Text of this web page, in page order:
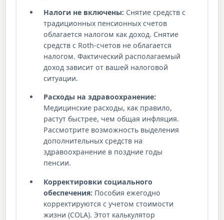
Налоги не включены: Снятие средств с
традиционных пенсионных счетов
облагается налогом как доход. Снятие
средств с Roth-счетов не облагается
налогом. Фактический располагаемый
доход зависит от вашей налоговой
ситуации.
Расходы на здравоохранение:
Медицинские расходы, как правило,
растут быстрее, чем общая инфляция.
Рассмотрите возможность выделения
дополнительных средств на
здравоохранение в поздние годы
пенсии.
Корректировки социального
обеспечения: Пособия ежегодно
корректируются с учетом стоимости
жизни (COLA). Этот калькулятор